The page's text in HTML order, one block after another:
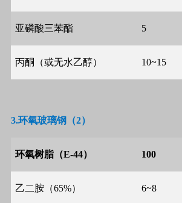
亚磷酸三苯酯 5
丙酮（或无水乙醇） 10~15
3.环氧玻璃钢（2）
环氧树脂（E-44） 100
乙二胺（65%） 6~8